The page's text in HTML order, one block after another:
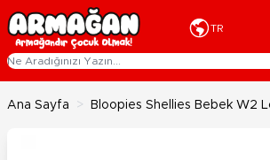
İçeriğe geç
TR
Ana Sayfa > Bloopies Shellies Bebek W2